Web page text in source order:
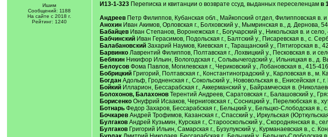
Ишим
Сообщений: 1188
На сайте с 2018 г.
Рейтинг: 1240
И13-1-323 Переписка и квитанции о возврате ссуд, выданных переселенцам в
АндреевПетр Филиппов, Кубанская обл., Майкопский отдел, Филипповская в.
АнохинИван Акимов, Орловская г., Болховский у., Мымринская в., д. Дернова,
БабайцевИван Степанов, Воронежская г., Богучарский у., Никольская в. и
БабчинскийИван Герасимов, Подольская г., Балтский у., Писаревская в., с.
БалабановскийЗахарий Наумов, Киевская г., Таращанский у., Пятигорская в.,
БарвинкоЛаврентий Филиппов, Полтавская г., Лохвицкий у., Песковская в. и
БебякинНикифор Ильин, Вологодская г., Сольвычегодский у., Ильницкая в., д.
БелоусовФома Павлов, Могилевская г., Чериковский у., Лобановская в., 415-
Бобрицкий Григорий, Полтавская г., Константиноградский у., Карловская в., м.
БогданАдольф, Гродненская г., Сокольский у., Нововольская в., Енисейская г.,
Бойкий Илларион, Бессарабская г., Аккерманский у., Байрамческая в.
Болохонов, БалахоновТерентий Андреев, Саратовская г., Балашовский у.,
БорисенкоОнуфрий Исааков, Черниговская г., Сосницкий у., Перелюбская в.,
БотнарьФедор Захаров, Бессарабская г., Бельцкий у., Бельцко-Слободская в.,
Бочкарев Андрей Трофимов, Казанская г., Спасский у., Иркульская
БулгаковАндрей Кузьмин, Курская г., Старооскольский у., Скороднянская в.,
БулгаковГригорий Ильин, Самарская г., Бузулукский у., Курманаевская в., с.